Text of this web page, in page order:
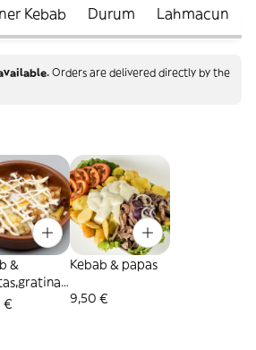
Kebab Durum Lahmacun
Orders are delivered directly by the
&
)
€
Kebab & papas
9,50 €